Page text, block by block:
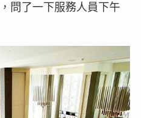
問了一下服務人員下午